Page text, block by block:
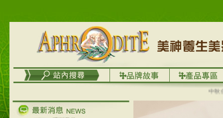
中秋優選
在外租屋者、居住處無管
理員、不方便在工作地點
取件者，歡迎多多使用
【郵局i郵箱】的服務喔～
【i郵箱】設立的地點，請
成功加入
Line@aphrodite2020 24小